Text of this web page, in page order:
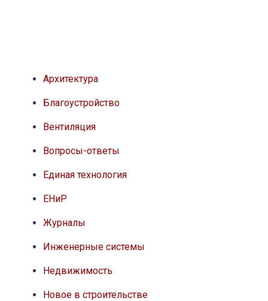
Архитектура
Благоустройство
Вентиляция
Вопросы-ответы
Единая технология
ЕНиР
Журналы
Инженерные системы
Недвижимость
Новое в строительстве